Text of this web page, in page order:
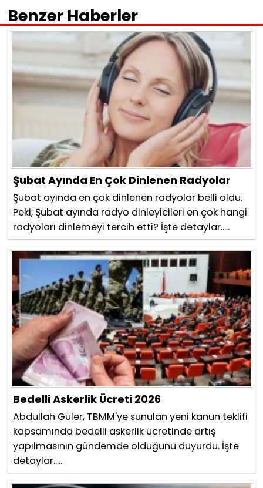
Benzer Haberler
Şubat Ayında En Çok Dinlenen Radyolar
Şubat ayında en çok dinlenen radyolar belli oldu.
Peki, Şubat ayında radyo dinleyicileri en çok hangi
radyoları dinlemeyi tercih etti? İşte detaylar.....
Bedelli Askerlik Ücreti 2026
Abdullah Güler, TBMM'ye sunulan yeni kanun teklifi
kapsamında bedelli askerlik ücretinde artış
yapılmasının gündemde olduğunu duyurdu. İşte
detaylar.....